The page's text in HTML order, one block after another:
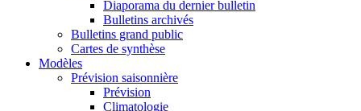
Diaporama du dernier bulletin
Bulletins archivés
Bulletins grand public
Cartes de synthèse
Modèles
Prévision saisonnière
Prévision
Climatologie